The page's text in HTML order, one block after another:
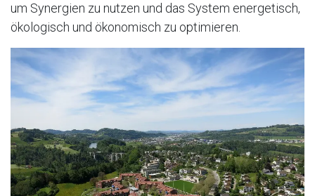
um Synergien zu nutzen und das System energetisch,
ökologisch und ökonomisch zu optimieren.